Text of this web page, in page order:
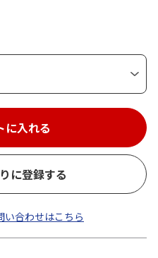
に入れる
に登録する
い合わせはこちら